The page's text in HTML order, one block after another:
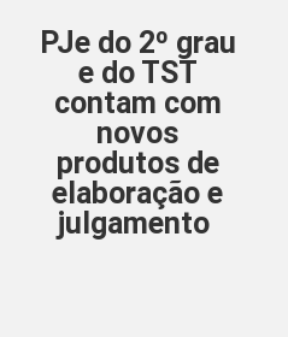
PJe do 2º grau
e do TST
contam com
novos
produtos de
elaboração e
julgamento